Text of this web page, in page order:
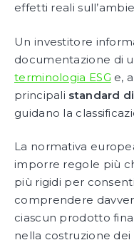
effetti reali
Un investitore
documentazione di
terminologia ESG e,
principali standard
guidano la
La normativa
imporre regole più
più rigidi per
comprendere
ciascun prodotto
nella costruzione